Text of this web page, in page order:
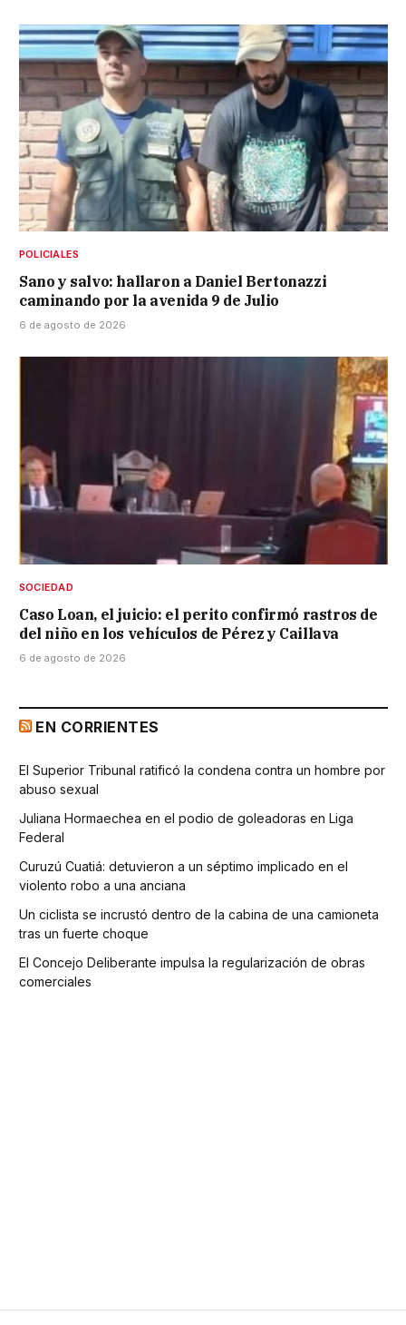
POLICIALES
Sano y salvo: hallaron a Daniel Bertonazzi
caminando por la avenida 9 de Julio
6 de agosto de 2026
SOCIEDAD
Caso Loan, el juicio: el perito confirmó rastros de
del niño en los vehículos de Pérez y Caillava
6 de agosto de 2026
EN CORRIENTES
El Superior Tribunal ratificó la condena contra un hombre por
abuso sexual
Juliana Hormaechea en el podio de goleadoras en Liga
Federal
Curuzú Cuatiá: detuvieron a un séptimo implicado en el
violento robo a una anciana
Un ciclista se incrustó dentro de la cabina de una camioneta
tras un fuerte choque
El Concejo Deliberante impulsa la regularización de obras
comerciales